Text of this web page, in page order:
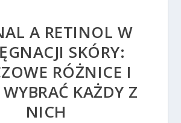
A RETINOL W
SKÓRY:
RÓŻNICE I
KAŻDY Z
NICH